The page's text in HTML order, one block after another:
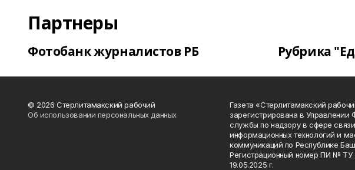
Партнеры
Фотобанк журналистов РБ Рубрика
© 2026 Стерлитамакский рабочий
Об использовании персональных данных
Газета «Стерлитамакский
зарегистрирована в Управлении
службы по надзору в сфере
информационных технологий и
коммуникаций по Республике
Регистрационный номер ПИ № ТУ
19.05.2025 г.